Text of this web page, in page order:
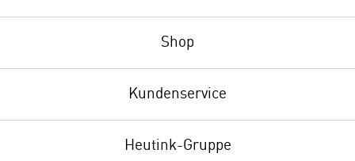
Shop
Kundenservice
Heutink-Gruppe